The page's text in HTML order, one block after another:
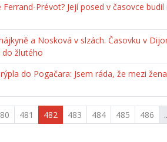
Prévot? Její posed v časovce
a Nosková v slzách. Časovku v
do žlutého
do Pogačara: Jsem ráda, že mezi
481 482 483 484 485 486